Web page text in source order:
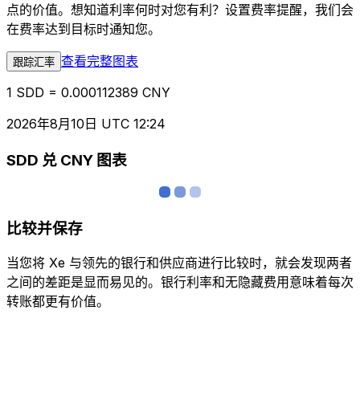
点的价值。想知道利率何时对您有利？设置费率提醒，我们会
在费率达到目标时通知您。
跟踪汇率 查看完整图表
1 SDD = 0.000112389 CNY
2026年8月10日 UTC 12:24
SDD 兑 CNY 图表
比较并保存
当您将 Xe 与领先的银行和供应商进行比较时，就会发现两者
之间的差距是显而易见的。银行利率和无隐藏费用意味着每次
转账都更有价值。